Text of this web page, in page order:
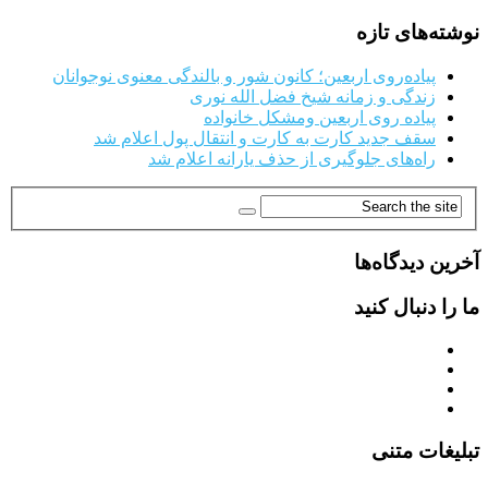
نوشته‌های تازه
پیاده‌روی اربعین؛ کانون شور و بالندگی معنوی نوجوانان
زندگی و زمانه شیخ فضل الله نوری
پیاده روی اربعین ومشکل خانواده
سقف جدید کارت به کارت و انتقال پول اعلام شد
راه‌های جلوگیری از حذف یارانه اعلام شد
آخرین دیدگاه‌ها
ما را دنبال کنید
تبلیغات متنی